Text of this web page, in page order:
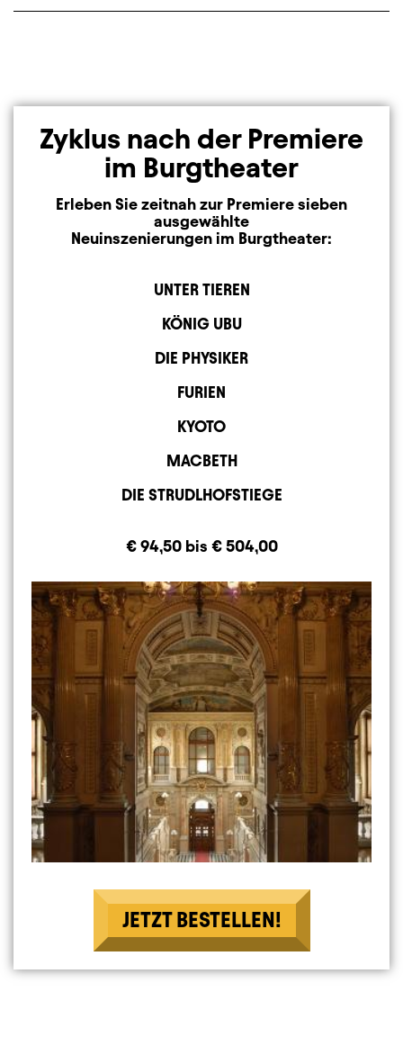
Zyklus nach der Premiere
im Burgtheater
Erleben Sie zeitnah zur Premiere sieben
ausgewählte
Neuinszenierungen im Burgtheater:
UNTER TIEREN
KÖNIG UBU
DIE PHYSIKER
FURIEN
KYOTO
MACBETH
DIE STRUDLHOFSTIEGE
€ 94,50 bis € 504,00
Image
JETZT BESTELLEN!